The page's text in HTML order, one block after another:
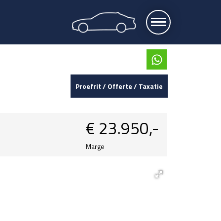
Proefrit / Offerte / Taxatie
€ 23.950,-
Marge